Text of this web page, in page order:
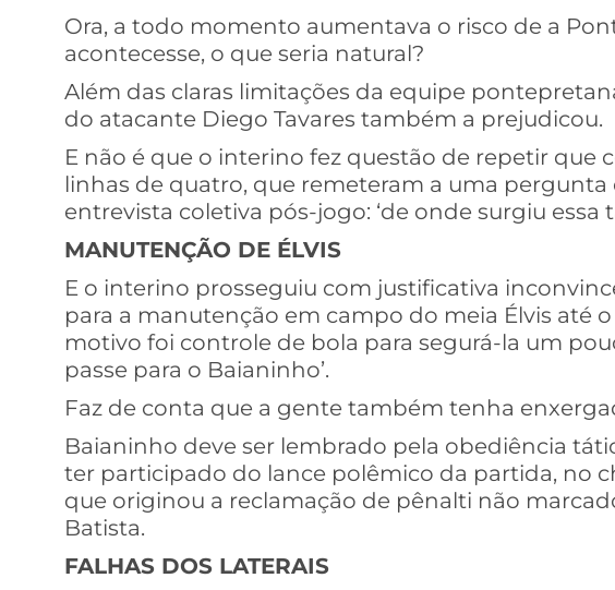
Ora, a todo momento aumentava o risco de a
acontecesse, o que seria natural?
Além das claras limitações da equipe
do atacante Diego Tavares também a prejudicou.
E não é que o interino fez questão de repetir que
linhas de quatro, que remeteram a uma pergunta
entrevista coletiva pós-jogo: ‘de onde surgiu essa
MANUTENÇÃO DE ÉLVIS
E o interino prosseguiu com justificativa
para a manutenção em campo do meia Élvis até
motivo foi controle de bola para segurá-la um
passe para o Baianinho’.
Faz de conta que a gente também tenha
Baianinho deve ser lembrado pela obediência
ter participado do lance polêmico da partida, no
que originou a reclamação de pênalti não
Batista.
FALHAS DOS LATERAIS